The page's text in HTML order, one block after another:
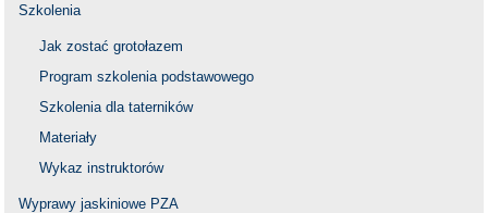
Szkolenia
Jak zostać grotołazem
Program szkolenia podstawowego
Szkolenia dla taterników
Materiały
Wykaz instruktorów
Wyprawy jaskiniowe PZA